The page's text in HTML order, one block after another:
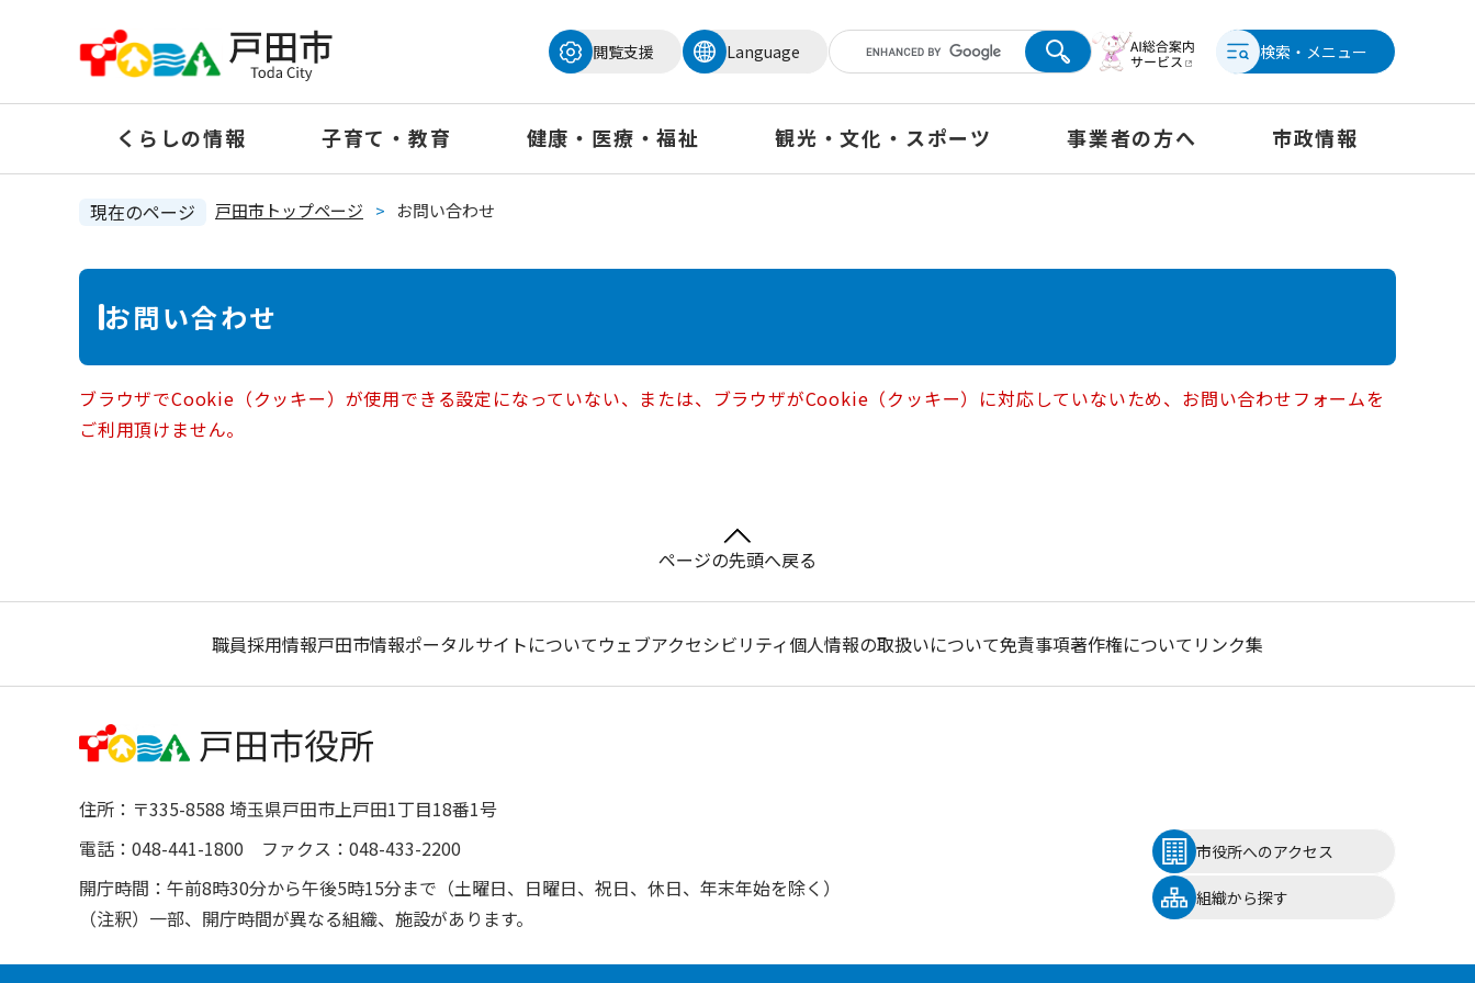
の
頭
閲覧支援
Language 検索・メニュー
くらしの情報 子育て・教育 健康・医療・福祉 観光・文化・スポーツ 事業者の方へ 市政情報
現在のページ 戸田市トップページ > お問い合わせ
本
お問い合わせ
ブラウザでCookie（クッキー）が使用できる設定になっていない、または、ブラウザがCookie（クッキー）に対応していないため、お問い合わせフォームを
ご利用頂けません。
ページの先頭へ戻る
職員採用情報戸田市情報ポータルサイトについてウェブアクセシビリティ個人情報の取扱いについて免責事項著作権について リンク集
住所：〒335-8588 埼玉県戸田市上戸田1丁目18番1号
電話：048-441-1800 ファクス：048-433-2200
開庁時間：午前8時30分から午後5時15分まで（土曜日、日曜日、祝日、休日、年末年始を除く）
（注釈）一部、開庁時間が異なる組織、施設があります。
市役所へのアクセス
組織から探す